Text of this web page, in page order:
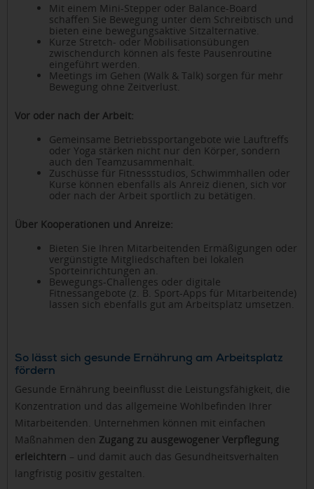
Mit einem Mini-Stepper oder Balance-Board
schaffen Sie Bewegung unter dem Schreibtisch und
bieten eine bewegungsaktive Sitzalternative.
Kurze Stretch- oder Mobilisationsübungen
zwischendurch können als feste Pausenroutine
eingeführt werden.
Meetings im Gehen (Walk & Talk) sorgen für mehr
Bewegung ohne Zeitverlust.
Vor oder nach der Arbeit:
Gemeinsame Betriebssportangebote wie Lauftreffs
oder Yoga stärken nicht nur den Körper, sondern
auch den Teamzusammenhalt.
Zuschüsse für Fitnessstudios, Schwimmhallen oder
Kurse können ebenfalls als Anreiz dienen, sich vor
oder nach der Arbeit sportlich zu betätigen.
Über Kooperationen und Anreize:
Bieten Sie Ihren Mitarbeitenden Ermäßigungen oder
vergünstigte Mitgliedschaften bei lokalen
Sporteinrichtungen an.
Bewegungs-Challenges oder digitale
Fitnessangebote (z. B. Sport-Apps für Mitarbeitende)
lassen sich ebenfalls gut am Arbeitsplatz umsetzen.
So lässt sich gesunde Ernährung am Arbeitsplatz
fördern
Gesunde Ernährung beeinflusst die Leistungsfähigkeit, die
Konzentration und das allgemeine Wohlbefinden Ihrer
Mitarbeitenden. Unternehmen können mit einfachen
Maßnahmen den Zugang zu ausgewogener Verpflegung
erleichtern – und damit auch das Gesundheitsverhalten
langfristig positiv gestalten.